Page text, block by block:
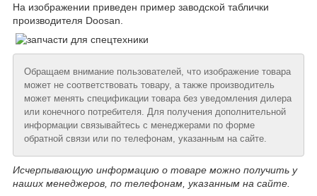
На изображении приведен пример заводской таблички
производителя Doosan.
Обращаем внимание пользователей, что изображение товара
может не соответствовать товару, а также производитель
может менять спецификации товара без уведомления дилера
или конечного потребителя. Для получения дополнительной
информации связывайтесь с менеджерами по форме
обратной связи или по телефонам, указанным на сайте.
Исчерпывающую информацию о товаре можно получить у
наших менеджеров, по телефонам, указанным на сайте.